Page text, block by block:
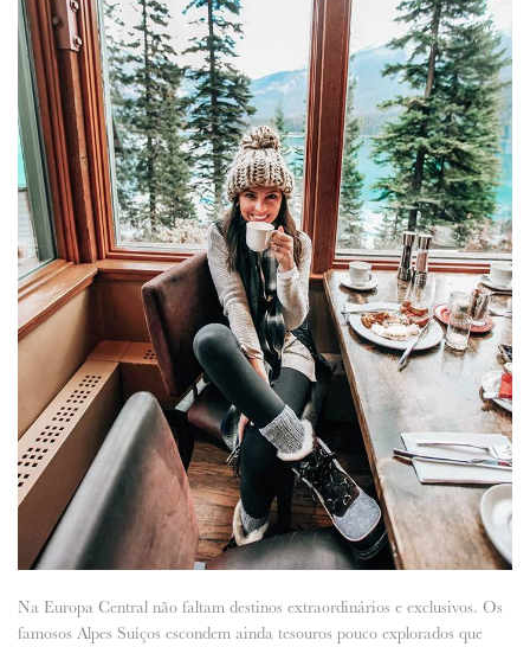
Na Europa Central não faltam destinos extraordinários e exclusivos. Os
famosos Alpes Suíços escondem ainda tesouros pouco explorados que